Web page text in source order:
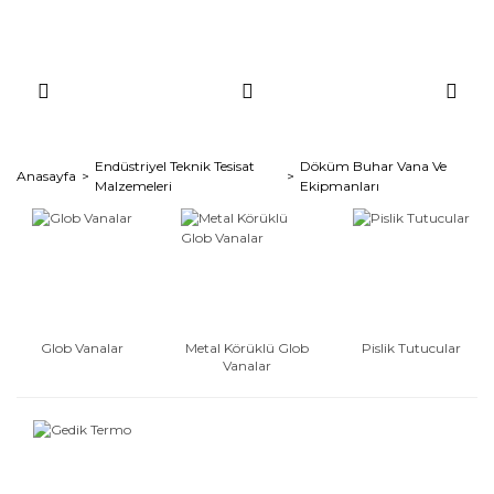
Anasayfa
Endüstriyel Teknik Tesisat
Malzemeleri
Döküm Buhar Vana Ve
Ekipmanları
Glob Vanalar
Metal Körüklü Glob
Vanalar
Pislik Tutucular